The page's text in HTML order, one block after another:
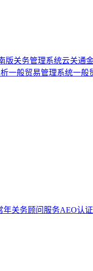
版关务管理系统云关通
一般贸易管理系统一般
年关务顾问服务AEO认